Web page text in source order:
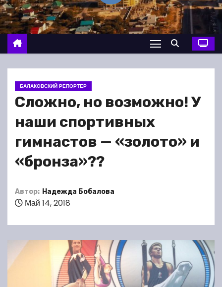
о
м
у
БАЛАКОВСКИЙ РЕПОРТЕР
Сложно, но возможно! У
наши спортивных
гимнастов — «золото» и
«бронза»??
Автор: Надежда Бобалова
Май 14, 2018